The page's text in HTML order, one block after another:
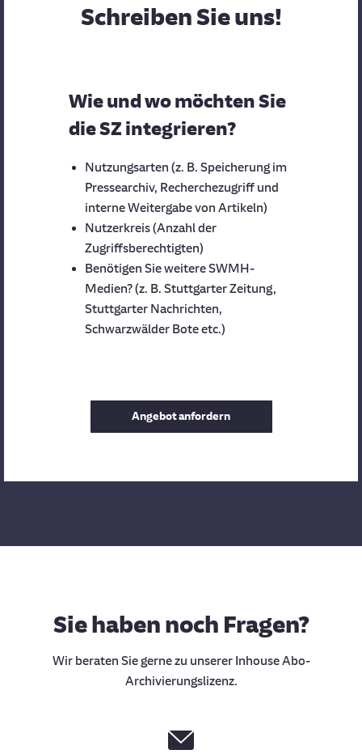
Schreiben Sie uns!
Wie und wo möchten Sie
die SZ integrieren?
Nutzungsarten (z. B. Speicherung im
Pressearchiv, Recherchezugriff und
interne Weitergabe von Artikeln)
Nutzerkreis (Anzahl der
Zugriffsberechtigten)
Benötigen Sie weitere SWMH-
Medien? (z. B. Stuttgarter Zeitung,
Stuttgarter Nachrichten,
Schwarzwälder Bote etc.)
Angebot anfordern
Sie haben noch Fragen?
Wir beraten Sie gerne zu unserer Inhouse Abo-
Archivierungslizenz.